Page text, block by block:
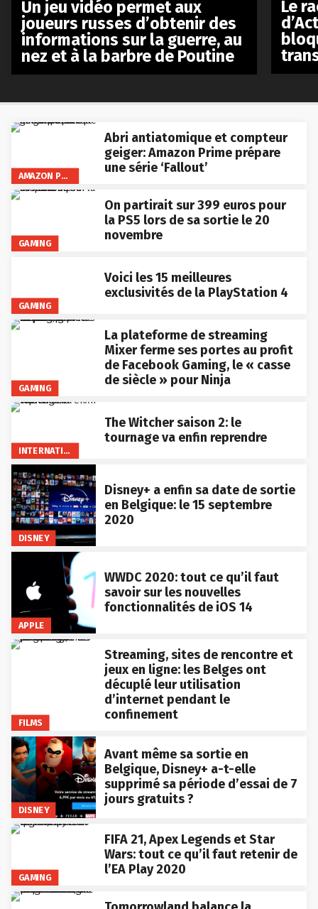
AMAZON PRIME VIDEO
Abri antiatomique et compteur
geiger: Amazon Prime prépare
une série ‘Fallout’
GAMING
On partirait sur 399 euros pour
la PS5 lors de sa sortie le 20
novembre
GAMING
Voici les 15 meilleures
exclusivités de la PlayStation 4
GAMING
La plateforme de streaming
Mixer ferme ses portes au profit
de Facebook Gaming, le « casse
de siècle » pour Ninja
INTERNATIONAL
The Witcher saison 2: le
tournage va enfin reprendre
DISNEY
Disney+ a enfin sa date de sortie
en Belgique: le 15 septembre
2020
APPLE
WWDC 2020: tout ce qu’il faut
savoir sur les nouvelles
fonctionnalités de iOS 14
FILMS
Streaming, sites de rencontre et
jeux en ligne: les Belges ont
décuplé leur utilisation
d’internet pendant le
confinement
DISNEY
Avant même sa sortie en
Belgique, Disney+ a-t-elle
supprimé sa période d’essai de 7
jours gratuits ?
GAMING
FIFA 21, Apex Legends et Star
Wars: tout ce qu’il faut retenir de
l’EA Play 2020
Un jeu vidéo permet aux
joueurs russes d’obtenir des
informations sur la guerre, au
nez et à la barbre de Poutine
Le